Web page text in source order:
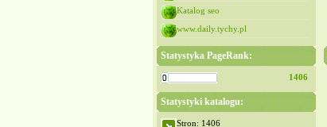
Katalog seo
www.daily.tychy.pl
Statystyka PageRank:
1406
Statystyki katalogu:
Stron: 1406